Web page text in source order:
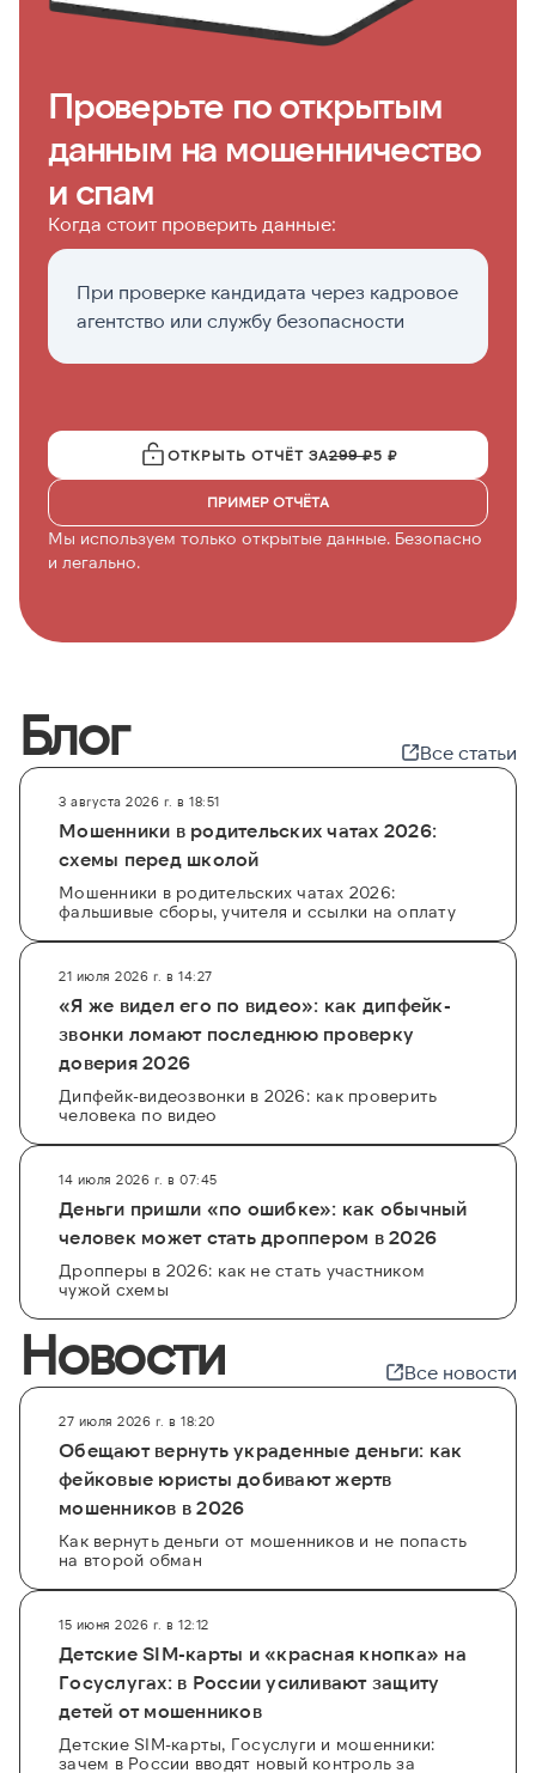
Проверьте по открытым
данным на мошенничество
и спам
Когда стоит проверить данные:
При проверке кандидата через кадровое
агентство или службу безопасности
ОТКРЫТЬ ОТЧЁТ ЗА299 ₽5 ₽
ПРИМЕР ОТЧЁТА
Мы используем только открытые данные. Безопасно
и легально.
Блог Все статьи
3 августа 2026 г. в 18:51
Мошенники в родительских чатах 2026:
схемы перед школой
Мошенники в родительских чатах 2026:
фальшивые сборы, учителя и ссылки на оплату
21 июля 2026 г. в 14:27
«Я же видел его по видео»: как дипфейк-
звонки ломают последнюю проверку
доверия 2026
Дипфейк-видеозвонки в 2026: как проверить
человека по видео
14 июля 2026 г. в 07:45
Деньги пришли «по ошибке»: как обычный
человек может стать дроппером в 2026
Дропперы в 2026: как не стать участником
чужой схемы
Новости Все новости
27 июля 2026 г. в 18:20
Обещают вернуть украденные деньги: как
фейковые юристы добивают жертв
мошенников в 2026
Как вернуть деньги от мошенников и не попасть
на второй обман
15 июня 2026 г. в 12:12
Детские SIM-карты и «красная кнопка» на
Госуслугах: в России усиливают защиту
детей от мошенников
Детские SIM-карты, Госуслуги и мошенники:
зачем в России вводят новый контроль за